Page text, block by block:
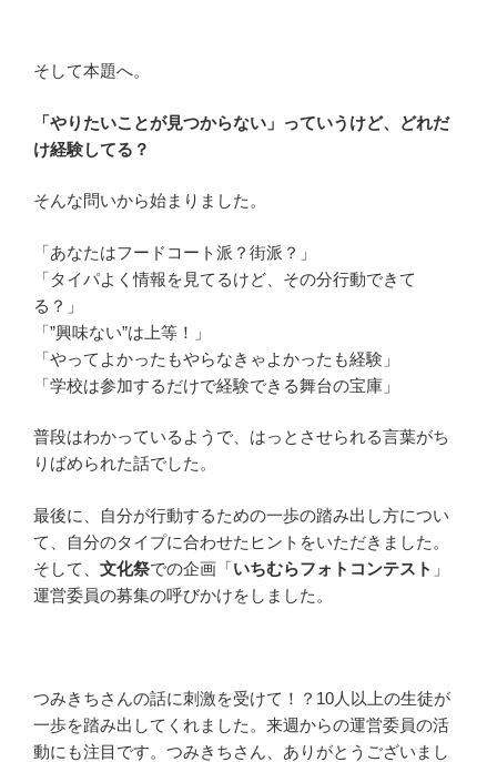
そして本題へ。
「やりたいことが見つからない」っていうけど、どれだ
け経験してる？
そんな問いから始まりました。
「あなたはフードコート派？街派？」
「タイパよく情報を見てるけど、その分行動できて
る？」
「”興味ない”は上等！」
「やってよかったもやらなきゃよかったも経験」
「学校は参加するだけで経験できる舞台の宝庫」
普段はわかっているようで、はっとさせられる言葉がち
りばめられた話でした。
最後に、自分が行動するための一歩の踏み出し方につい
て、自分のタイプに合わせたヒントをいただきました。
そして、 文化祭での企画「いちむらフォトコンテスト 」
運営委員の募集の呼びかけをしました。
つみきちさんの話に刺激を受けて！？10人以上の生徒が
一歩を踏み出してくれました。来週からの運営委員の活
動にも注目です。つみきちさん、ありがとうございまし